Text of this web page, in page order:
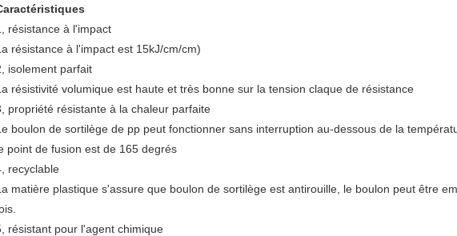
résistance à l'impact
résistance à l'impact est 15kJ/cm/cm)
isolement parfait
résistivité volumique est haute et très bonne sur la tension claque de résistance
propriété résistante à la chaleur parfaite
boulon de sortilège de pp peut fonctionner sans interruption au-dessous de la
point de fusion est de 165 degrés
recyclable
matière plastique s'assure que boulon de sortilège est antirouille, le boulon peut être
résistant pour l'agent chimique